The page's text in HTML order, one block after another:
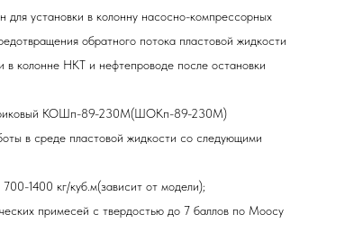
для установки в колонну насосно-компрессорных
обратного потока пластовой жидкости
в колонне НКТ и нефтепроводе после остановки
КОШп-89-230M(ШОКп-89-230M)
в среде пластовой жидкости со следующими
1400 кг/куб.м(зависит от модели);
примесей с твердостью до 7 баллов по Моосу